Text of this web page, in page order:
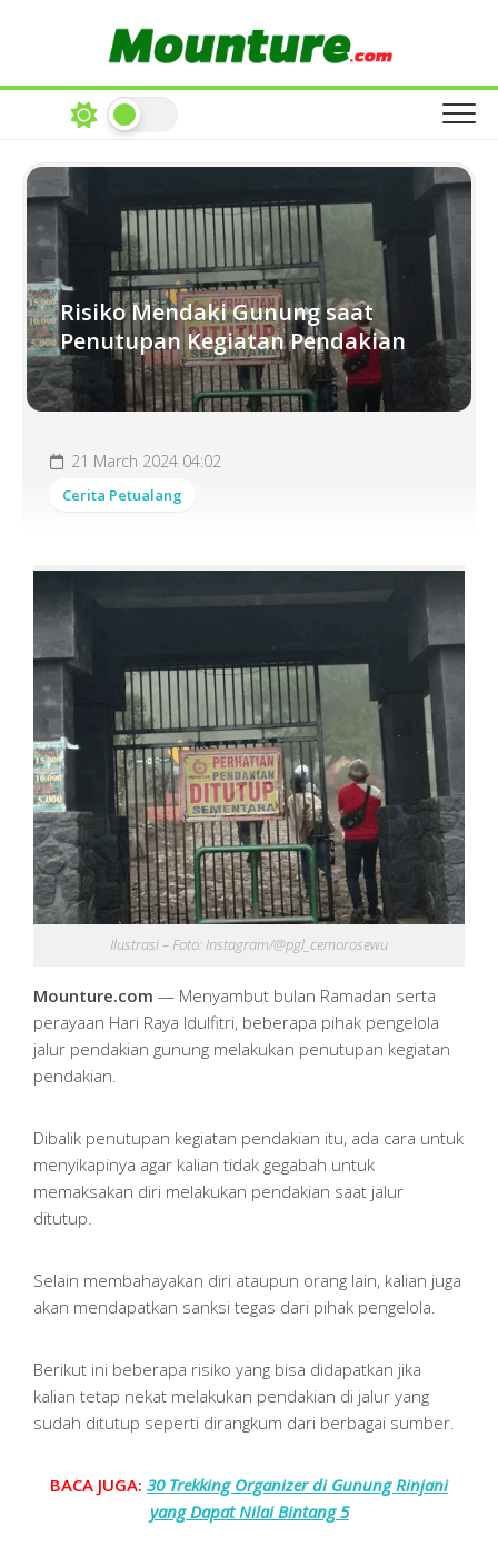
Risiko Mendaki Gunung saat
Penutupan Kegiatan Pendakian
21 March 2024 04:02
Cerita Petualang
Ilustrasi – Foto: Instagram/@pgl_cemorosewu
Mounture.com — Menyambut bulan Ramadan serta
perayaan Hari Raya Idulfitri, beberapa pihak pengelola
jalur pendakian gunung melakukan penutupan kegiatan
pendakian.
Dibalik penutupan kegiatan pendakian itu, ada cara untuk
menyikapinya agar kalian tidak gegabah untuk
memaksakan diri melakukan pendakian saat jalur
ditutup.
Selain membahayakan diri ataupun orang lain, kalian juga
akan mendapatkan sanksi tegas dari pihak pengelola.
Berikut ini beberapa risiko yang bisa didapatkan jika
kalian tetap nekat melakukan pendakian di jalur yang
sudah ditutup seperti dirangkum dari berbagai sumber.
BACA JUGA: 30 Trekking Organizer di Gunung Rinjani
yang Dapat Nilai Bintang 5